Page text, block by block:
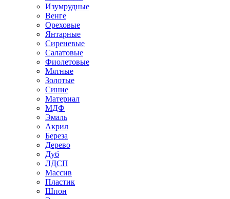
Изумрудные
Венге
Ореховые
Янтарные
Сиреневые
Салатовые
Фиолетовые
Мятные
Золотые
Синие
Материал
МДФ
Эмаль
Акрил
Береза
Дерево
Дуб
ЛДСП
Массив
Пластик
Шпон